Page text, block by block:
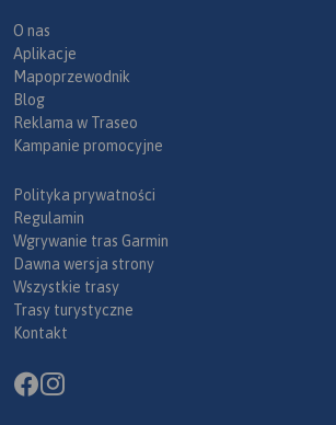
O nas
Aplikacje
Mapoprzewodnik
Blog
Reklama w Traseo
Kampanie promocyjne
Polityka prywatności
Regulamin
Wgrywanie tras Garmin
Dawna wersja strony
Wszystkie trasy
Trasy turystyczne
Kontakt